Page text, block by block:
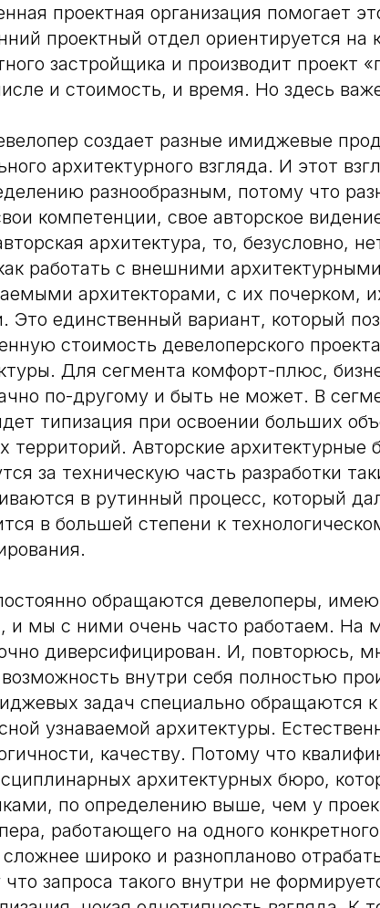
проектная организация помогает
проектный отдел ориентируется на
застройщика и производит проект
и стоимость, и время. Но здесь
создает разные имиджевые
архитектурного взгляда. И этот
разнообразным, потому что
компетенции, свое авторское
архитектура, то, безусловно,
работать с внешними
архитекторами, с их почерком,
Это единственный вариант, который
стоимость девелоперского
Для сегмента комфорт-плюс,
по-другому и быть не может. В
типизация при освоении больших
территорий. Авторские архитектурные
за техническую часть разработки
в рутинный процесс, который
в большей степени к
обращаются девелоперы,
и мы с ними очень часто работаем. На
диверсифицирован. И, повторюсь,
внутри себя полностью
задач специально обращаются
узнаваемой архитектуры.
качеству. Потому что
архитектурных бюро,
по определению выше, чем у
работающего на одного
широко и разнопланово
запроса такого внутри не